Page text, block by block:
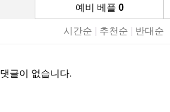
예비 베플 0
시간순 추천순 반대순
댓글이 없습니다.